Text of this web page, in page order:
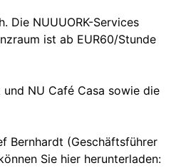
Die NUUUORK-Services
ist ab EUR60/Stunde
NU Café Casa sowie die
Bernhardt (Geschäftsführer
Sie hier herunterladen: